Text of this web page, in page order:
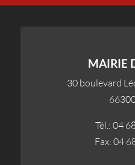
MAIRIE
30 boulevard
Tél.: 04
Fax: 04